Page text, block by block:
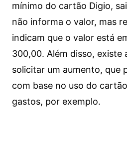
mínimo do cartão Digio,
não informa o valor, mas
indicam que o valor está
300,00. Além disso, existe
solicitar um aumento, que
com base no uso do
gastos, por exemplo.